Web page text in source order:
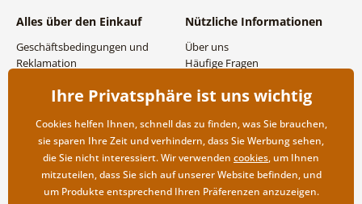
Alles über den Einkauf
Geschäftsbedingungen und
Reklamation
Versand- und
Rücksendung der Ware
Nützliche Informationen
Über uns
Häufige Fragen
Großhandel und
Ihre Privatsphäre ist uns wichtig
Cookies helfen Ihnen, schnell das zu finden, was Sie brauchen,
sie sparen Ihre Zeit und verhindern, dass Sie Werbung sehen,
die Sie nicht interessiert. Wir verwenden cookies, um Ihnen
mitzuteilen, dass Sie sich auf unserer Website befinden, und
um Produkte entsprechend Ihren Präferenzen anzuzeigen.